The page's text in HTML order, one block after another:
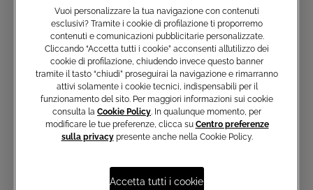
Iscriviti e non perderti le nostre
ultime collezioni, i capi esclusivi e
le novità del mondo Atelier Emé
Inserisci email
Vuoi personalizzare la tua navigazione con contenuti
esclusivi? Tramite i cookie di profilazione ti proporremo
contenuti e comunicazioni pubblicitarie personalizzate.
Cliccando “Accetta tutti i cookie” acconsenti all’utilizzo dei
cookie di profilazione, chiudendo invece questo banner
tramite il tasto “chiudi” proseguirai la navigazione e rimarranno
attivi solamente i cookie tecnici, indispensabili per il
funzionamento del sito. Per maggiori informazioni sui cookie
consulta la Cookie Policy . In qualunque momento, per
modificare le tue preferenze, clicca su Centro preferenze
sulla privacypresente anche nella Cookie Policy.
Accetta tutti i cookie